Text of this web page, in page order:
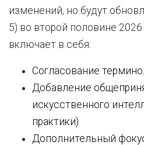
изменений, но будут
5) во второй половине
включает в себя:
Согласование
Добавление
искусственного
практики)
Дополнительный